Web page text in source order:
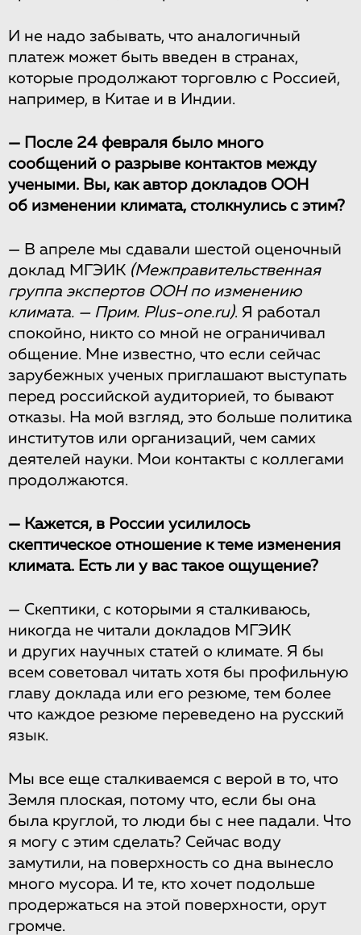
И не надо забывать, что аналогичный
платеж может быть введен в странах,
которые продолжают торговлю с Россией,
например, в Китае и в Индии.
— После 24 февраля было много
сообщений о разрыве контактов между
учеными. Вы, как автор докладов ООН
об изменении климата, столкнулись с этим?
— В апреле мы сдавали шестой оценочный
доклад МГЭИК (Межправительственная
группа экспертов ООН по изменению
климата. — Прим. Plus-one.ru). Я работал
спокойно, никто со мной не ограничивал
общение. Мне известно, что если сейчас
зарубежных ученых приглашают выступать
перед российской аудиторией, то бывают
отказы. На мой взгляд, это больше политика
институтов или организаций, чем самих
деятелей науки. Мои контакты с коллегами
продолжаются.
— Кажется, в России усилилось
скептическое отношение к теме изменения
климата. Есть ли у вас такое ощущение?
— Скептики, с которыми я сталкиваюсь,
никогда не читали докладов МГЭИК
и других научных статей о климате. Я бы
всем советовал читать хотя бы профильную
главу доклада или его резюме, тем более
что каждое резюме переведено на русский
язык.
Мы все еще сталкиваемся с верой в то, что
Земля плоская, потому что, если бы она
была круглой, то люди бы с нее падали. Что
я могу с этим сделать? Сейчас воду
замутили, на поверхность со дна вынесло
много мусора. И те, кто хочет подольше
продержаться на этой поверхности, орут
громче.